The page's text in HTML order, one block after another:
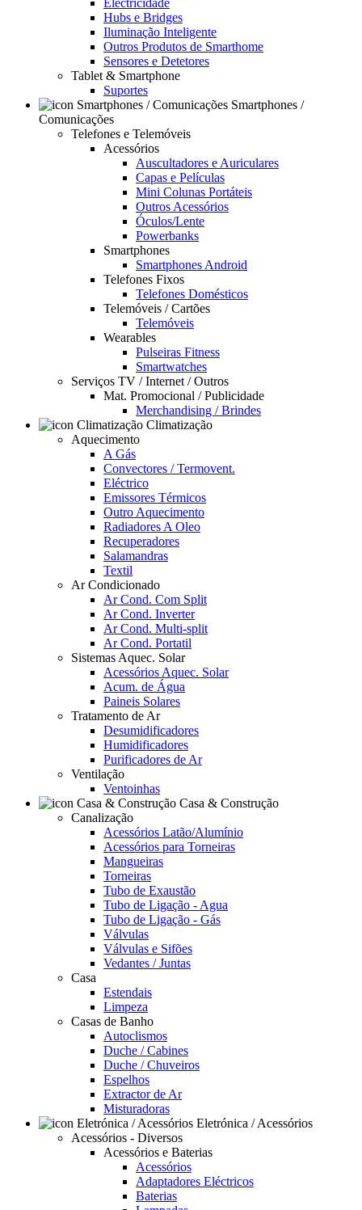
Electricidade
Hubs e Bridges
Iluminação Inteligente
Outros Produtos de Smarthome
Sensores e Detetores
Tablet & Smartphone
Suportes
Smartphones /
Comunicações
Telefones e Telemóveis
Acessórios
Auscultadores e Auriculares
Capas e Películas
Mini Colunas Portáteis
Outros Acessórios
Óculos/Lente
Powerbanks
Smartphones
Smartphones Android
Telefones Fixos
Telefones Domésticos
Telemóveis / Cartões
Telemóveis
Wearables
Pulseiras Fitness
Smartwatches
Serviços TV / Internet / Outros
Mat. Promocional / Publicidade
Merchandising / Brindes
Climatização
Aquecimento
A Gás
Convectores / Termovent.
Eléctrico
Emissores Térmicos
Outro Aquecimento
Radiadores A Oleo
Recuperadores
Salamandras
Textil
Ar Condicionado
Ar Cond. Com Split
Ar Cond. Inverter
Ar Cond. Multi-split
Ar Cond. Portatil
Sistemas Aquec. Solar
Acessórios Aquec. Solar
Acum. de Água
Paineis Solares
Tratamento de Ar
Desumidificadores
Humidificadores
Purificadores de Ar
Ventilação
Ventoinhas
Casa & Construção
Canalização
Acessórios Latão/Alumínio
Acessórios para Torneiras
Mangueiras
Torneiras
Tubo de Exaustão
Tubo de Ligação - Agua
Tubo de Ligação - Gás
Válvulas
Válvulas e Sifões
Vedantes / Juntas
Casa
Estendais
Limpeza
Casas de Banho
Autoclismos
Duche / Cabines
Duche / Chuveiros
Espelhos
Extractor de Ar
Misturadoras
Eletrónica / Acessórios
Acessórios - Diversos
Acessórios e Baterias
Acessórios
Adaptadores Eléctricos
Baterias